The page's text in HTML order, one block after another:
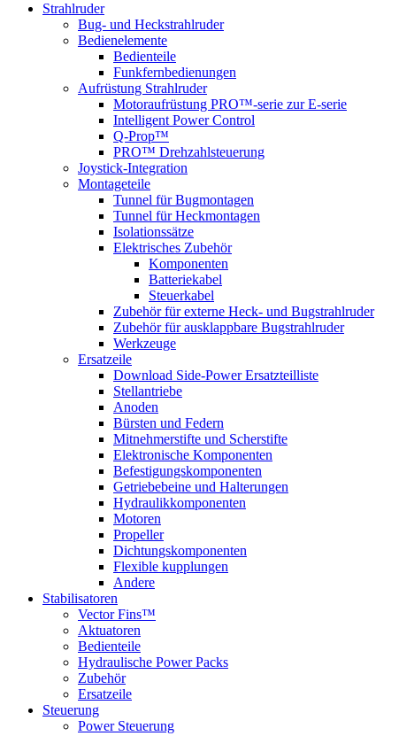
Strahlruder
Bug- und Heckstrahlruder
Bedienelemente
Bedienteile
Funkfernbedienungen
Aufrüstung Strahlruder
Motoraufrüstung PRO™-serie zur E-serie
Intelligent Power Control
Q-Prop™
PRO™ Drehzahlsteuerung
Joystick-Integration
Montageteile
Tunnel für Bugmontagen
Tunnel für Heckmontagen
Isolationssätze
Elektrisches Zubehör
Komponenten
Batteriekabel
Steuerkabel
Zubehör für externe Heck- und Bugstrahlruder
Zubehör für ausklappbare Bugstrahlruder
Werkzeuge
Ersatzeile
Download Side-Power Ersatzteilliste
Stellantriebe
Anoden
Bürsten und Federn
Mitnehmerstifte und Scherstifte
Elektronische Komponenten
Befestigungskomponenten
Getriebebeine und Halterungen
Hydraulikkomponenten
Motoren
Propeller
Dichtungskomponenten
Flexible kupplungen
Andere
Stabilisatoren
Vector Fins™
Aktuatoren
Bedienteile
Hydraulische Power Packs
Zubehör
Ersatzeile
Steuerung
Power Steuerung